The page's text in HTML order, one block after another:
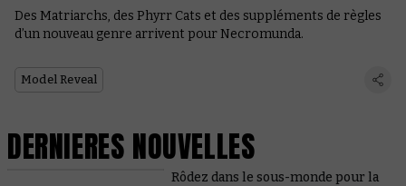
figurines et règles
Des Matriarchs, des Phyrr Cats et des suppléments de règles
d’un nouveau genre arrivent pour Necromunda.
Model Reveal
DERNIERES NOUVELLES
Rôdez dans le sous-monde pour la